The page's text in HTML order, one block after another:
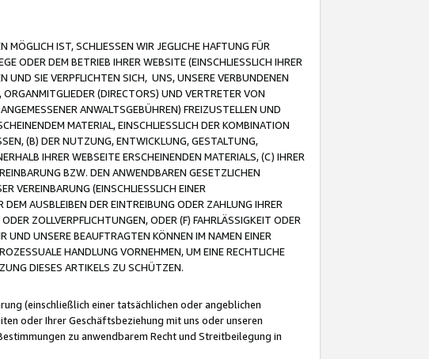
IST, SCHLIESSEN WIR JEGLICHE HAFTUNG FÜR
ODER DEM BETRIEB IHRER WEBSITE (EINSCHLIESSLICH IHRER
UND SIE VERPFLICHTEN SICH, UNS, UNSERE VERBUNDENEN
(DIRECTORS) UND VERTRETER VON
ANWALTSGEBÜHREN) FREIZUSTELLEN UND
MATERIAL, EINSCHLIESSLICH DER KOMBINATION
(B) DER NUTZUNG, ENTWICKLUNG, GESTALTUNG,
IHRER WEBSEITE ERSCHEINENDEN MATERIALS, (C) IHRER
BZW. DEN ANWENDBAREN GESETZLICHEN
VEREINBARUNG (EINSCHLIESSLICH EINER
AUSBLEIBEN DER EINTREIBUNG ODER ZAHLUNG IHRER
ZOLLVERPFLICHTUNGEN, ODER (F) FAHRLÄSSIGKEIT ODER
UND UNSERE BEAUFTRAGTEN KÖNNEN IM NAMEN EINER
HANDLUNG VORNEHMEN, UM EINE RECHTLICHE
DIESES ARTIKELS ZU SCHÜTZEN.
(einschließlich einer tatsächlichen oder angeblichen
oder Ihrer Geschäftsbeziehung mit uns oder unseren
zu anwendbarem Recht und Streitbeilegung in